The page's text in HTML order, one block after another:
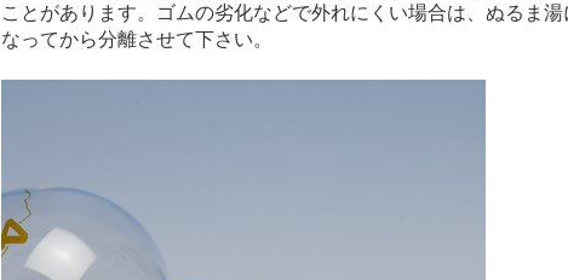
ことがあります。ゴムの劣化などで外れにくい場合は、ぬるま湯
なってから分離させて下さい。